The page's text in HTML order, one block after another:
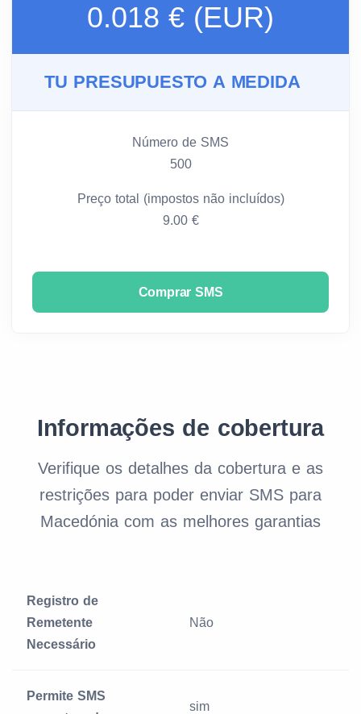
0.018 € (EUR)
TU PRESUPUESTO A MEDIDA
Número de SMS
500
Preço total (impostos não incluídos)
9.00 €
Comprar SMS
Informações de cobertura
Verifique os detalhes da cobertura e as
restrições para poder enviar SMS para
Macedónia com as melhores garantias
Registro de
Remetente
Necessário
Não
Permite SMS
sim